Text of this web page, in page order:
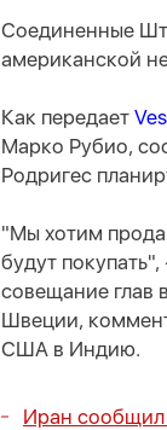
Соединенные
американской
Как передает
Марко Рубио,
Родригес
"Мы хотим
будут
совещание глав
Швеции,
США в Индию.
Иран